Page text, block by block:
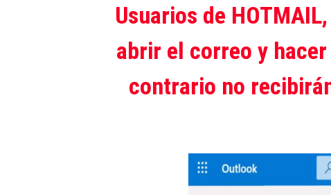
Usuarios de
abrir el correo y
contrario no